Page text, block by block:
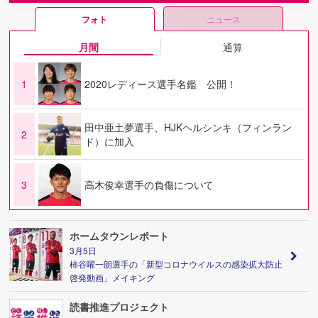
フォト ニュース
月間 通算
1 2020レディース選手名鑑 公開！
2
田中亜土夢選手、HJKヘルシンキ（フィンラン
ド）に加入
3 高木俊幸選手の負傷について
ホームタウンレポート
3月5日
柿谷曜一朗選手の「新型コロナウイルスの感染拡大防止
啓発動画」メイキング
読書推進プロジェクト